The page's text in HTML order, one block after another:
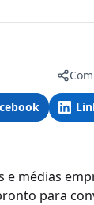
e médias
para